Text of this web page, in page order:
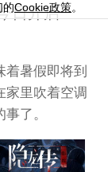
的Cookie政策。
日开启
暑假即将到
家里吹着空调
了。